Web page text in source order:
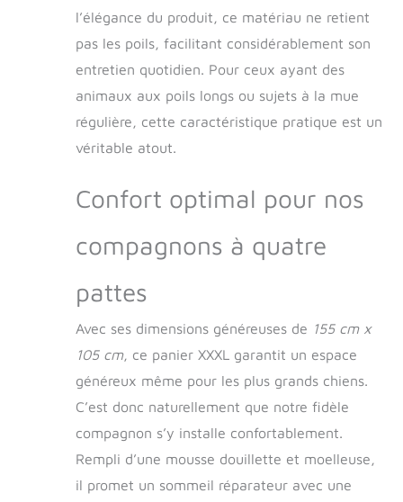
l’élégance du produit, ce matériau ne retient
pas les poils, facilitant considérablement son
entretien quotidien. Pour ceux ayant des
animaux aux poils longs ou sujets à la mue
régulière, cette caractéristique pratique est un
véritable atout.
Confort optimal pour nos
compagnons à quatre
pattes
Avec ses dimensions généreuses de 155 cm x
105 cm, ce panier XXXL garantit un espace
généreux même pour les plus grands chiens.
C’est donc naturellement que notre fidèle
compagnon s’y installe confortablement.
Rempli d’une mousse douillette et moelleuse,
il promet un sommeil réparateur avec une